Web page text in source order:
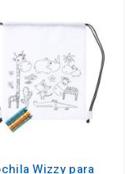
Wizzy para